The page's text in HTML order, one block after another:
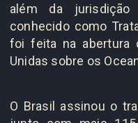
além da jurisdição
conhecido como
foi feita na abertura
Unidas sobre os
O Brasil assinou o